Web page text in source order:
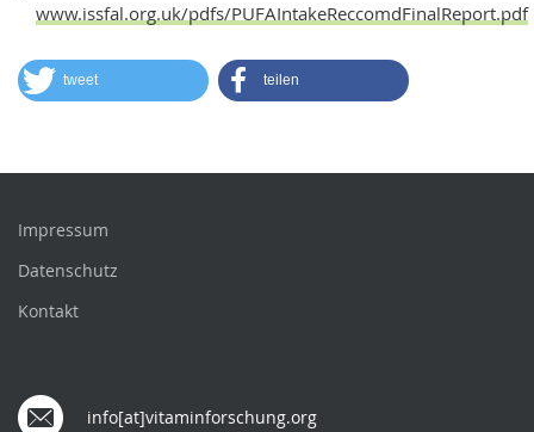
www.issfal.org.uk/pdfs/PUFAIntakeReccomdFinalReport.pdf
tweet teilen
Impressum
Datenschutz
Kontakt
info[at]vitaminforschung.org